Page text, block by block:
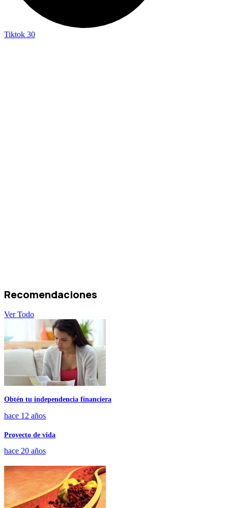
Tiktok 30
Recomendaciones
Ver Todo
Obtén tu independencia financiera
hace 12 años
Proyecto de vida
hace 20 años